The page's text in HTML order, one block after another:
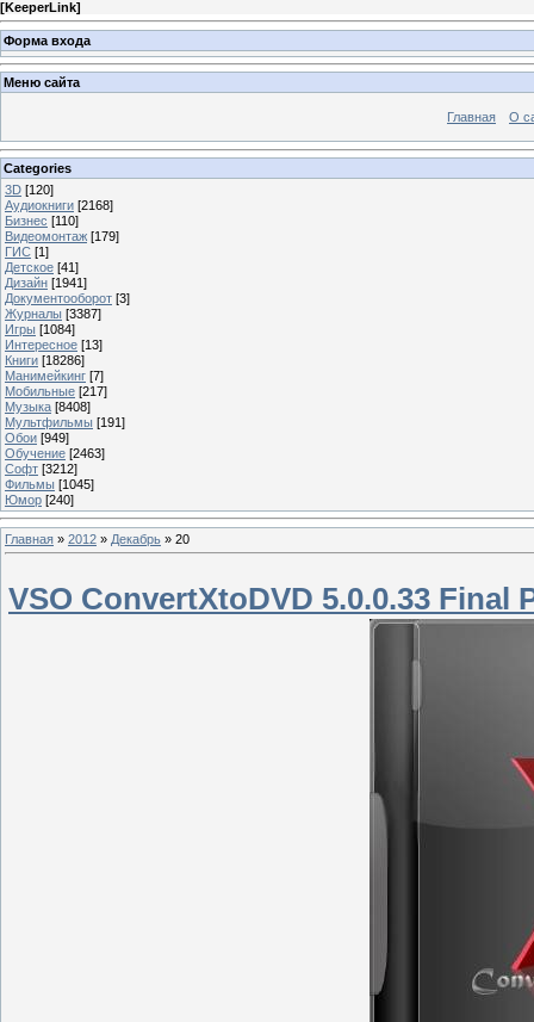
[KeeperLink]
Форма входа
Меню сайта
Главная О
Categories
3D [120]
Аудиокниги [2168]
Бизнес [110]
Видеомонтаж [179]
ГИС [1]
Детское [41]
Дизайн [1941]
Документооборот [3]
Журналы [3387]
Игры [1084]
Интересное [13]
Книги [18286]
Манимейкинг [7]
Мобильные [217]
Музыка [8408]
Мультфильмы [191]
Обои [949]
Обучение [2463]
Софт [3212]
Фильмы [1045]
Юмор [240]
Главная » 2012 » Декабрь » 20
VSO ConvertXtoDVD 5.0.0.33 Final